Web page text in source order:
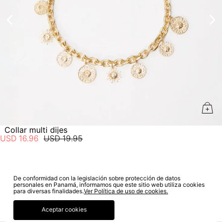
estado de tu compra puedes ingresar al menú de “Mi cuenta -
Mis Pedidos” en nuestra página web
www.studiofpanama.pa
Collar multi dijes
USD 19.95
USD 16.96
SUSCRÍBETE A NUESTRO NEWSLETTER
De conformidad con la legislación sobre protección de datos
personales en Panamá, informamos que este sitio web utiliza cookies
para diversas finalidades.Ver Política de uso de cookies.
Aceptar cookies